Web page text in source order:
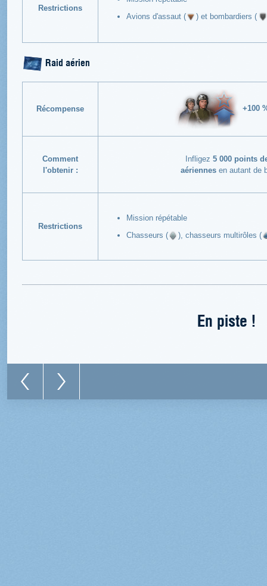
Restrictions
Avions d'assaut (
) et bombardiers (
Raid aérien
Récompense +100
Comment
l'obtenir :
Infligez 5 000 points
aériennesen autant de
Restrictions
Mission répétable
Chasseurs (
), chasseurs multirôles (
En piste !